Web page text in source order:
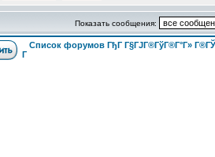
Показать сообщения:
Список форумов ГђГ Г§ГЈГ®ГўГ®Г°Г»
Г